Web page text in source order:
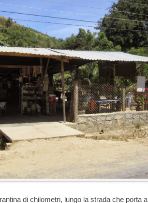
di chilometri, lungo la strada che porta